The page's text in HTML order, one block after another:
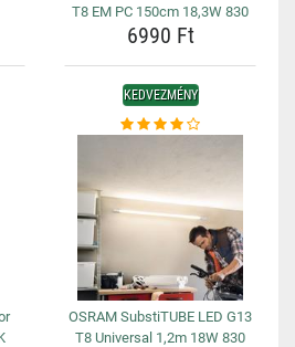
T8 EM PC 150cm 18,3W 830
6990 Ft
KEDVEZMÉNY
OSRAM SubstiTUBE LED G13
T8 Universal 1,2m 18W 830